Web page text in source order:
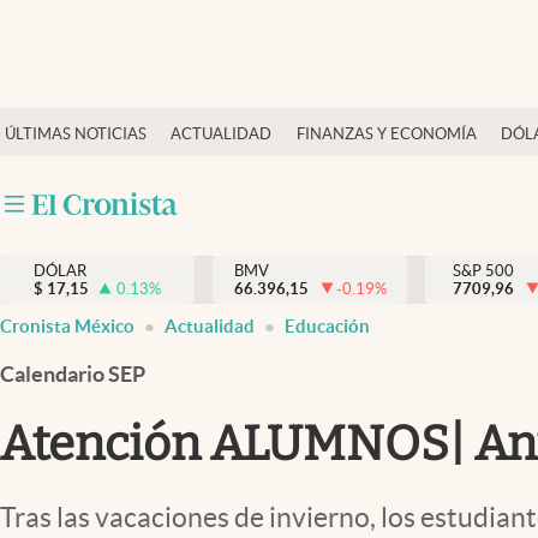
ÚLTIMAS NOTICIAS ACTUALIDAD FINANZAS Y ECONOMÍA
Actualidad
Internacionales
Opinión
Brand Strategy
Vida y estilo
Tv
DÓLAR
$ 17,15 0.13%
BMV
66.396,15
-0.19%
S&P 500
7709,96
Cronista México Actualidad Educación
Calendario SEP
Atención ALUMNOS|
Tras las vacaciones de invierno, los